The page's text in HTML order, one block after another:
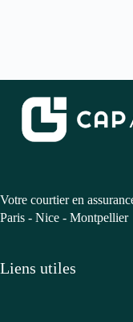
Votre courtier en
Paris - Nice - Montpellier
Liens utiles